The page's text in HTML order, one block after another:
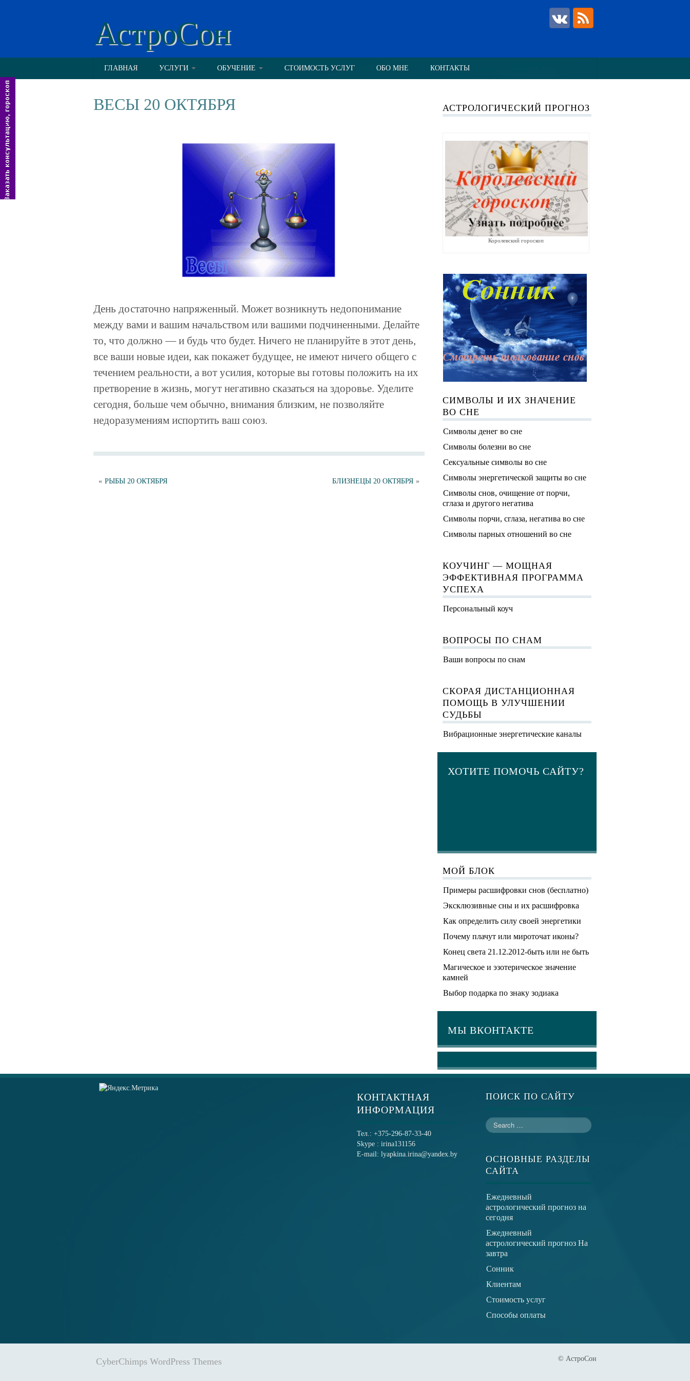
АстроСон
ГЛАВНАЯ УСЛУГИ ОБУЧЕНИЕ СТОИМОСТЬ УСЛУГ ОБО МНЕ КОНТАКТЫ
ВЕСЫ 20 ОКТЯБРЯ
День достаточно напряженный. Может возникнуть недопонимание
между вами и вашим начальством или вашими подчиненными. Делайте
то, что должно — и будь что будет. Ничего не планируйте в этот день,
все ваши новые идеи, как покажет будущее, не имеют ничего общего с
течением реальности, а вот усилия, которые вы готовы положить на их
претворение в жизнь, могут негативно сказаться на здоровье. Уделите
сегодня, больше чем обычно, внимания близким, не позволяйте
недоразумениям испортить ваш союз.
« РЫБЫ 20 ОКТЯБРЯ БЛИЗНЕЦЫ 20 ОКТЯБРЯ »
АСТРОЛОГИЧЕСКИЙ ПРОГНОЗ
Королевский гороскоп
СИМВОЛЫ И ИХ ЗНАЧЕНИЕ
ВО СНЕ
Символы денег во сне
Символы болезни во сне
Сексуальные символы во сне
Символы энергетической защиты во сне
Символы снов, очищение от порчи,
сглаза и другого негатива
Символы порчи, сглаза, негатива во сне
Символы парных отношений во сне
КОУЧИНГ — МОЩНАЯ
ЭФФЕКТИВНАЯ ПРОГРАММА
УСПЕХА
Персональный коуч
ВОПРОСЫ ПО СНАМ
Ваши вопросы по снам
СКОРАЯ ДИСТАНЦИОННАЯ
ПОМОЩЬ В УЛУЧШЕНИИ
СУДЬБЫ
Вибрационные энергетические каналы
ХОТИТЕ ПОМОЧЬ САЙТУ?
МОЙ БЛОК
Примеры расшифровки снов (бесплатно)
Эксклюзивные сны и их расшифровка
Как определить силу своей энергетики
Почему плачут или мироточат иконы?
Конец света 21.12.2012-быть или не быть
Магическое и эзотерическое значение
камней
Выбор подарка по знаку зодиака
МЫ ВКОНТАКТЕ
КОНТАКТНАЯ
ИНФОРМАЦИЯ
Тел.: +375-296-87-33-40
Skype : irina131156
E-mail: lyapkina.irina@yandex.by
ПОИСК ПО САЙТУ
ОСНОВНЫЕ РАЗДЕЛЫ
САЙТА
Ежедневный
астрологический прогноз на
сегодня
Ежедневный
астрологический прогноз На
завтра
Сонник
Клиентам
Стоимость услуг
Способы оплаты
CyberChimps WordPress Themes © АстроСон